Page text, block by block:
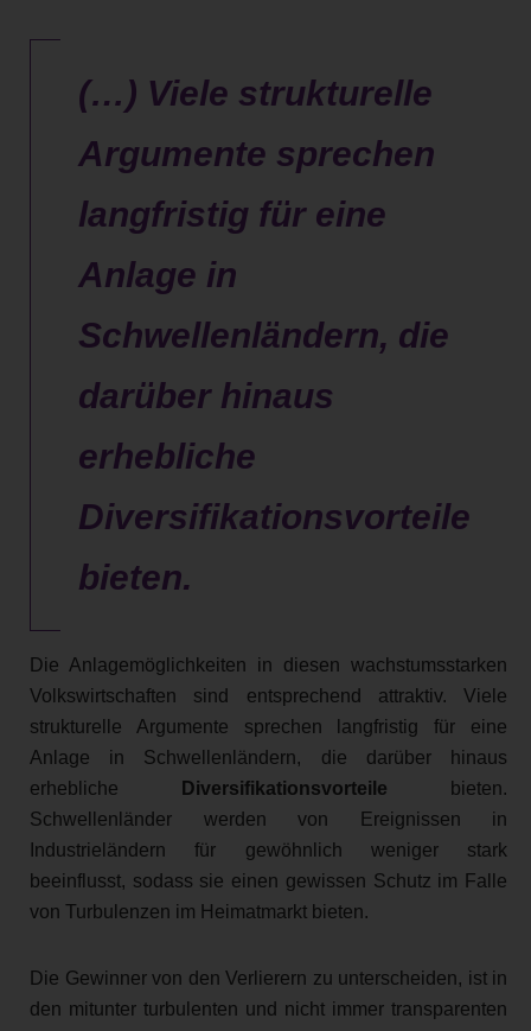
(…) Viele strukturelle
Argumente sprechen
langfristig für eine
Anlage in
Schwellenländern, die
darüber hinaus
erhebliche
Diversifikationsvorteile
bieten.
Die Anlagemöglichkeiten in diesen wachstumsstarken
Volkswirtschaften sind entsprechend attraktiv. Viele
strukturelle Argumente sprechen langfristig für eine
Anlage in Schwellenländern, die darüber hinaus
erhebliche
Diversifikationsvorteile bieten.
Schwellenländer werden von Ereignissen in
Industrieländern für gewöhnlich weniger stark
beeinflusst, sodass sie einen gewissen Schutz im Falle
von Turbulenzen im Heimatmarkt bieten.
Die Gewinner von den Verlierern zu unterscheiden, ist in
den mitunter turbulenten und nicht immer transparenten